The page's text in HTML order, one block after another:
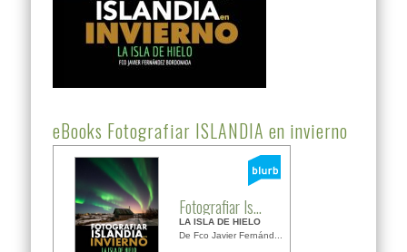
eBooks Fotografiar ISLANDIA en invierno
Fotografiar Is...
LA ISLA DE HIELO
De Fco Javier Fernánd...